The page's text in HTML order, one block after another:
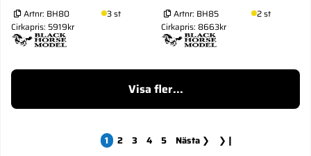
Artnr: BH80
3 st
Cirkapris: 5919kr
Artnr: BH85
2 st
Cirkapris: 8663kr
Visa fler...
1 2 3 4 5 Nästa ❯ ❯❙